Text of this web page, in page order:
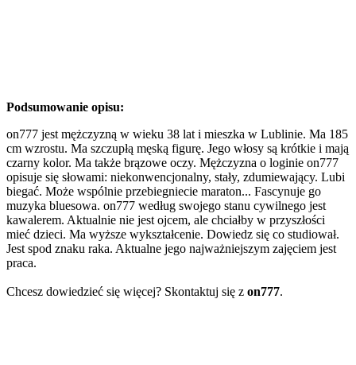
Podsumowanie opisu:
on777 jest mężczyzną w wieku 38 lat i mieszka w Lublinie. Ma 185
cm wzrostu. Ma szczupłą męską figurę. Jego włosy są krótkie i mają
czarny kolor. Ma także brązowe oczy. Mężczyzna o loginie on777
opisuje się słowami: niekonwencjonalny, stały, zdumiewający. Lubi
biegać. Może wspólnie przebiegniecie maraton... Fascynuje go
muzyka bluesowa. on777 według swojego stanu cywilnego jest
kawalerem. Aktualnie nie jest ojcem, ale chciałby w przyszłości
mieć dzieci. Ma wyższe wykształcenie. Dowiedz się co studiował.
Jest spod znaku raka. Aktualne jego najważniejszym zajęciem jest
praca.
Chcesz dowiedzieć się więcej? Skontaktuj się z on777.